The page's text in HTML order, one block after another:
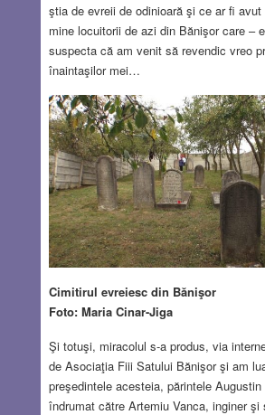
ştia de evreii de odinioară şi ce ar fi
mine locuitorii de azi din Bănişor care –
suspecta că am venit să revendic vreo
înaintaşilor mei…
Cimitirul evreiesc din Bănişor
Foto: Maria Cinar-Jiga
Şi totuşi, miracolul s-a produs, via
de Asociaţia Fiii Satului Bănişor şi am
preşedintele acesteia, părintele
îndrumat către Artemiu Vanca, inginer şi